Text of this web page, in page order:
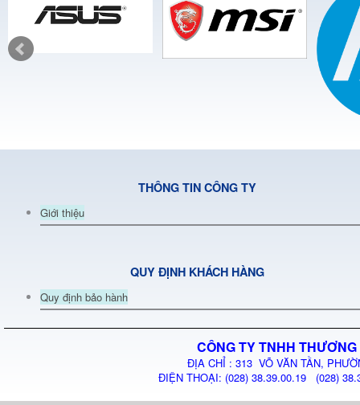
THÔNG TIN CÔNG TY
Giới thiệu
QUY ĐỊNH KHÁCH HÀNG
Quy định bảo hành
CÔNG TY TNHH
ĐỊA CHỈ : 313 VÕ VĂN TẦN,
ĐIỆN THOẠI: (028) 38.39.00.19 (028)